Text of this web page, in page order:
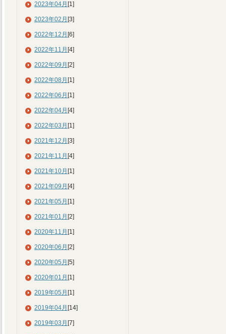
2023年04月 [1]
2023年02月 [3]
2022年12月 [6]
2022年11月 [4]
2022年09月 [2]
2022年08月 [1]
2022年06月 [1]
2022年04月 [4]
2022年03月 [1]
2021年12月 [3]
2021年11月 [4]
2021年10月 [1]
2021年09月 [4]
2021年05月 [1]
2021年01月 [2]
2020年11月 [1]
2020年06月 [2]
2020年05月 [5]
2020年01月 [1]
2019年05月 [1]
2019年04月 [14]
2019年03月 [7]